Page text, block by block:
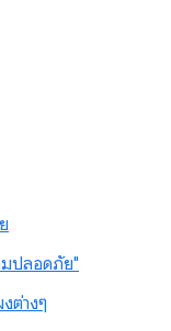
มปลอดภัย"
ต่างๆ